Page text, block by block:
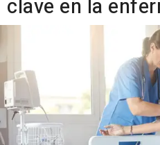
clave en la